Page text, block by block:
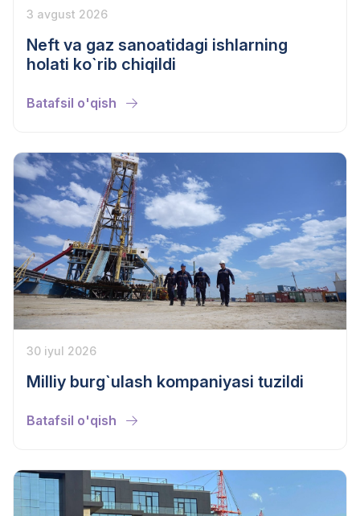
3 avgust 2026
Neft va gaz sanoatidagi ishlarning
holati ko`rib chiqildi
Batafsil o'qish
30 iyul 2026
Milliy burg`ulash kompaniyasi tuzildi
Batafsil o'qish